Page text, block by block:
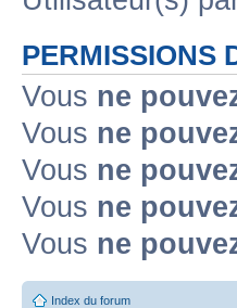
PERMISSIONS
Vous ne
Vous ne
Vous ne
Vous ne
Vous ne
Index du forum